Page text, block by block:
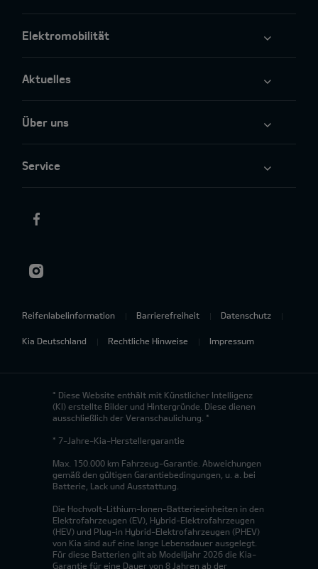
Elektromobilität
Aktuelles
Über uns
Service
Reifenlabelinformation Barrierefreiheit Datenschutz
Kia Deutschland Rechtliche Hinweise Impressum
* Diese Website enthält mit Künstlicher Intelligenz
(KI) erstellte Bilder und Hintergründe. Diese dienen
ausschließlich der Veranschaulichung. *
* 7-Jahre-Kia-Herstellergarantie
Max. 150.000 km Fahrzeug-Garantie. Abweichungen
gemäß den gültigen Garantiebedingungen, u. a. bei
Batterie, Lack und Ausstattung.
Die Hochvolt-Lithium-Ionen-Batterieeinheiten in den
Elektrofahrzeugen (EV), Hybrid-Elektrofahrzeugen
(HEV) und Plug-in Hybrid-Elektrofahrzeugen (PHEV)
von Kia sind auf eine lange Lebensdauer ausgelegt.
Für diese Batterien gilt ab Modelljahr 2026 die Kia-
Garantie für eine Dauer von 8 Jahren ab der